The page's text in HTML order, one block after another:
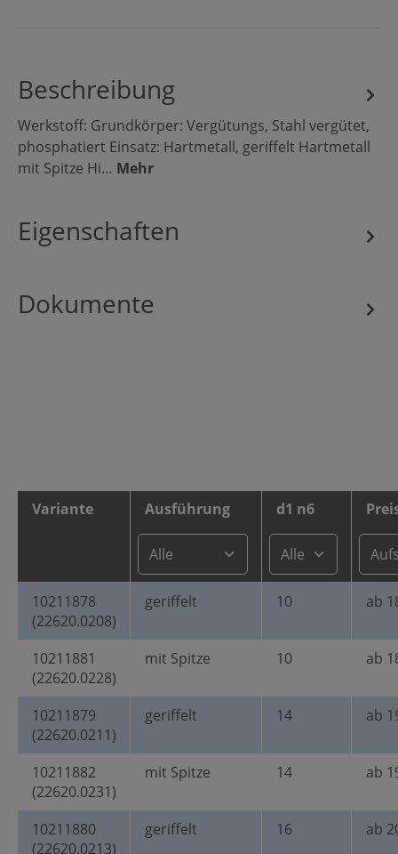
Beschreibung
Werkstoff: Grundkörper: Vergütungs, Stahl vergütet,
phosphatiert Einsatz: Hartmetall, geriffelt Hartmetall
mit Spitze Hi… Mehr
Eigenschaften
Dokumente
Variante Ausführung d1 n6
10211878
(22620.0208)
geriffelt 10 ab
10211881
(22620.0228)
mit Spitze 10 ab
10211879
(22620.0211)
geriffelt 14 ab
10211882
(22620.0231)
mit Spitze 14 ab
10211880
(22620.0213)
geriffelt 16 ab